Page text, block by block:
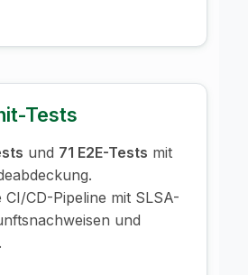
Tests
und 71 E2E-Tests mit
CI/CD-Pipeline mit SLSA-
und